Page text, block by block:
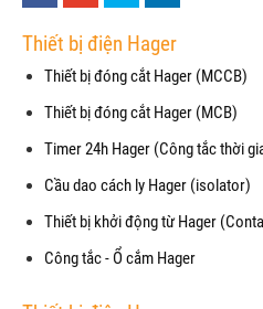
Thiết bị điện Hager
Thiết bị đóng cắt Hager (MCCB)
Thiết bị đóng cắt Hager (MCB)
Timer 24h Hager (Công tắc thời
Cầu dao cách ly Hager (isolator)
Thiết bị khởi động từ Hager
Công tắc - Ổ cắm Hager